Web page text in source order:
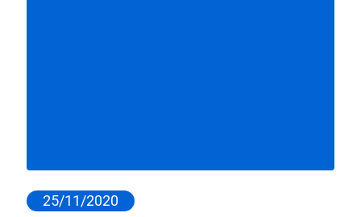
25/11/2020